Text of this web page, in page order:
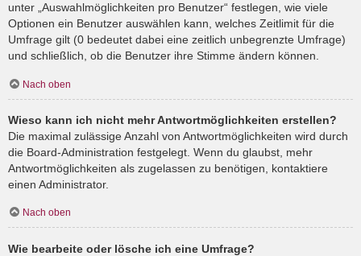
unter „Auswahlmöglichkeiten pro Benutzer“ festlegen, wie viele
Optionen ein Benutzer auswählen kann, welches Zeitlimit für die
Umfrage gilt (0 bedeutet dabei eine zeitlich unbegrenzte Umfrage)
und schließlich, ob die Benutzer ihre Stimme ändern können.
Nach oben
Wieso kann ich nicht mehr Antwortmöglichkeiten erstellen?
Die maximal zulässige Anzahl von Antwortmöglichkeiten wird durch
die Board-Administration festgelegt. Wenn du glaubst, mehr
Antwortmöglichkeiten als zugelassen zu benötigen, kontaktiere
einen Administrator.
Nach oben
Wie bearbeite oder lösche ich eine Umfrage?